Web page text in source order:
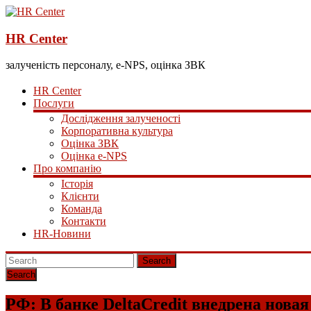
HR Center
залученість персоналу, e-NPS, оцінка ЗВК
HR Center
Послуги
Дослідження залученості
Корпоративна культура
Оцінка ЗВК
Оцінка e-NPS
Про компанію
Історія
Клієнти
Команда
Контакти
HR-Новини
Search
РФ: В банке DeltaCredit внедрена новая